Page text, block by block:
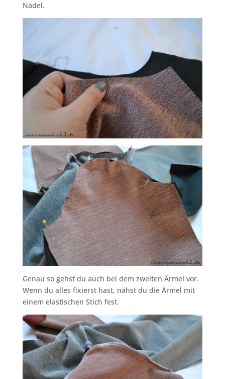
Nadel.
Genau so gehst du auch bei dem zweiten Ärmel vor.
Wenn du alles fixierst hast, nähst du die Ärmel mit
einem elastischen Stich fest.